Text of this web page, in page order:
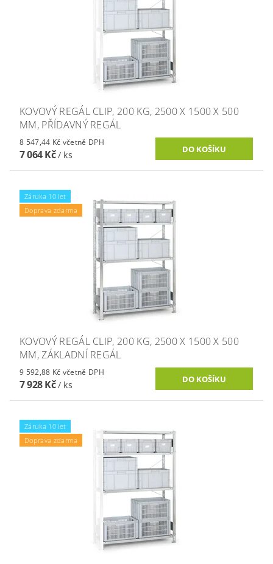
KOVOVÝ REGÁL CLIP, 200 KG, 2500 X 1500 X 500
MM, PŘÍDAVNÝ REGÁL
8 547,44 Kč včetně DPH
7 064 Kč/ ks
Záruka 10 let
Doprava zdarma
KOVOVÝ REGÁL CLIP, 200 KG, 2500 X 1500 X 500
MM, ZÁKLADNÍ REGÁL
9 592,88 Kč včetně DPH
7 928 Kč/ ks
Záruka 10 let
Doprava zdarma